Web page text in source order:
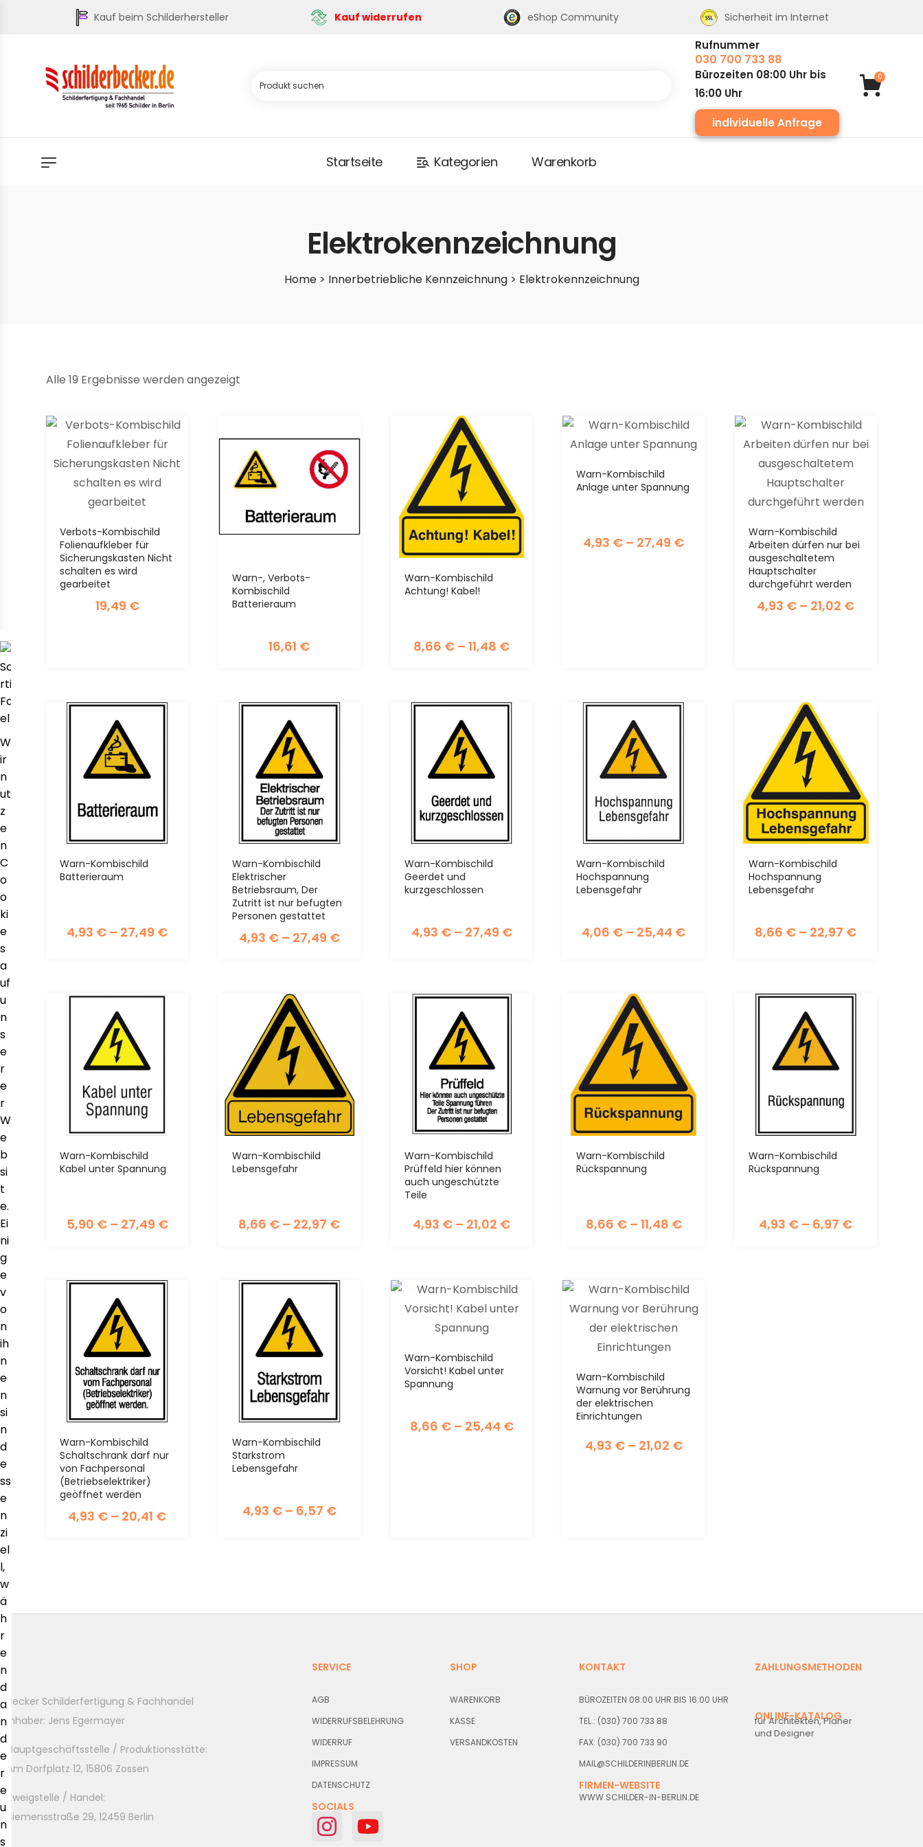
Kauf beim Schilderhersteller Kauf widerrufen eShop Community Sicherheit im Internet
Rufnummer
030 700 733 88
Bürozeiten 08:00 Uhr bis
16:00 Uhr
individuelle Anfrage
0
Startseite Kategorien Warenkorb
Elektrokennzeichnung
Home> Innerbetriebliche Kennzeichnung> Elektrokennzeichnung
Alle 19 Ergebnisse werden angezeigt
Verbots-Kombischild
Folienaufkleber für
Sicherungskasten Nicht
schalten es wird
gearbeitet
19,49 €
Warn-, Verbots-
Kombischild
Batterieraum
16,61 €
Warn-Kombischild
Achtung! Kabel!
8,66 € – 11,48 €
Warn-Kombischild
Anlage unter Spannung
4,93 € – 27,49 €
Warn-Kombischild
Arbeiten dürfen nur bei
ausgeschaltetem
Hauptschalter
durchgeführt werden
4,93 € – 21,02 €
Warn-Kombischild
Batterieraum
4,93 € – 27,49 €
Warn-Kombischild
Elektrischer
Betriebsraum, Der
Zutritt ist nur befugten
Personen gestattet
4,93 €– 27,49 €
Warn-Kombischild
Geerdet und
kurzgeschlossen
4,93 €– 27,49 €
Warn-Kombischild
Hochspannung
Lebensgefahr
4,06 € – 25,44 €
Warn-Kombischild
Hochspannung
Lebensgefahr
8,66 € – 22,97 €
Warn-Kombischild
Kabel unter Spannung
5,90 €– 27,49 €
Warn-Kombischild
Lebensgefahr
8,66 € – 22,97 €
Warn-Kombischild
Prüffeld hier können
auch ungeschützte
Teile
4,93 € – 21,02 €
Warn-Kombischild
Rückspannung
8,66 €– 11,48 €
Warn-Kombischild
Rückspannung
4,93 € – 6,97 €
Warn-Kombischild
Schaltschrank darf nur
von Fachpersonal
(Betriebselektriker)
geöffnet werden
4,93 € – 20,41 €
Warn-Kombischild
Starkstrom
Lebensgefahr
4,93 €– 6,57 €
Warn-Kombischild
Vorsicht! Kabel unter
Spannung
8,66 €– 25,44 €
Warn-Kombischild
Warnung vor Berührung
der elektrischen
Einrichtungen
4,93 €– 21,02 €
Becker Schilderfertigung & Fachhandel
Inhaber: Jens Egermayer
Hauptgeschäftsstelle / Produktionsstätte:
Am Dorfplatz 12, 15806 Zossen
Zweigstelle / Handel:
Siemensstraße 29, 12459 Berlin
SERVICE
AGB
WIDERRUFSBELEHRUNG
WIDERRUF
IMPRESSUM
DATENSCHUTZ
SOCIALS
SHOP
WARENKORB
KASSE
VERSANDKOSTEN
KONTAKT
BÜROZEITEN 08:00 UHR BIS 16:00 UHR
TEL.: (030) 700 733 88
FAX: (030) 700 733 90
MAIL@SCHILDERINBERLIN.DE
FIRMEN-WEBSITE
WWW.SCHILDER-IN-BERLIN.DE
ZAHLUNGSMETHODEN
ONLINE-KATALOG
für Architekten, Planer
und Designer
COOKIES
W
ir
n
ut
z
e
n
C
o
o
ki
e
s
a
uf
u
n
s
e
r
e
r
W
e
b
si
t
e.
Ei
ni
g
e
v
o
n
ih
n
e
n
si
n
d
e
ss
e
n
zi
el
l,
w
ä
h
r
e
n
d
a
n
d
e
r
e
u
n
s